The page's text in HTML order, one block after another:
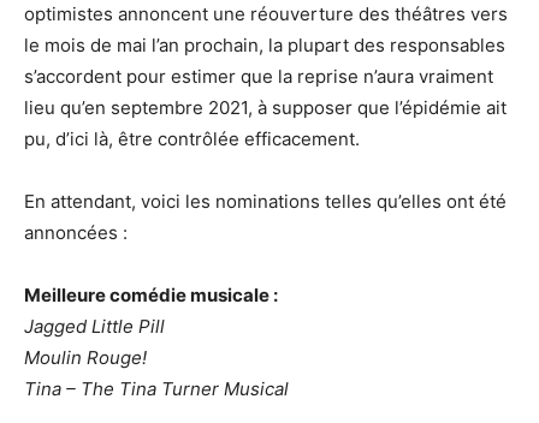
optimistes annoncent une réouverture des théâtres vers
le mois de mai l’an prochain, la plupart des responsables
s’accordent pour estimer que la reprise n’aura vraiment
lieu qu’en septembre 2021, à supposer que l’épidémie ait
pu, d’ici là, être contrôlée efficacement.
En attendant, voici les nominations telles qu’elles ont été
annoncées :
Meilleure comédie musicale :
Jagged Little Pill
Moulin Rouge!
Tina – The Tina Turner Musical